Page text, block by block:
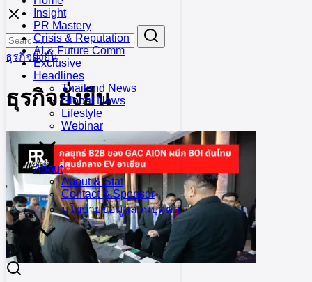
Skip
content
Insight
PR Mastery
Crisis & Reputation
AI & Future Comm
Exclusive
Headlines
Thailand News
Global News
Lifestyle
Webinar
About
About & Stat
Contact & Sponsor
นโยบายข้อมูลส่วนบุคคล
Search
for:
ธุรกิจยั่งยืน
ธุรกิจยั่งยืน